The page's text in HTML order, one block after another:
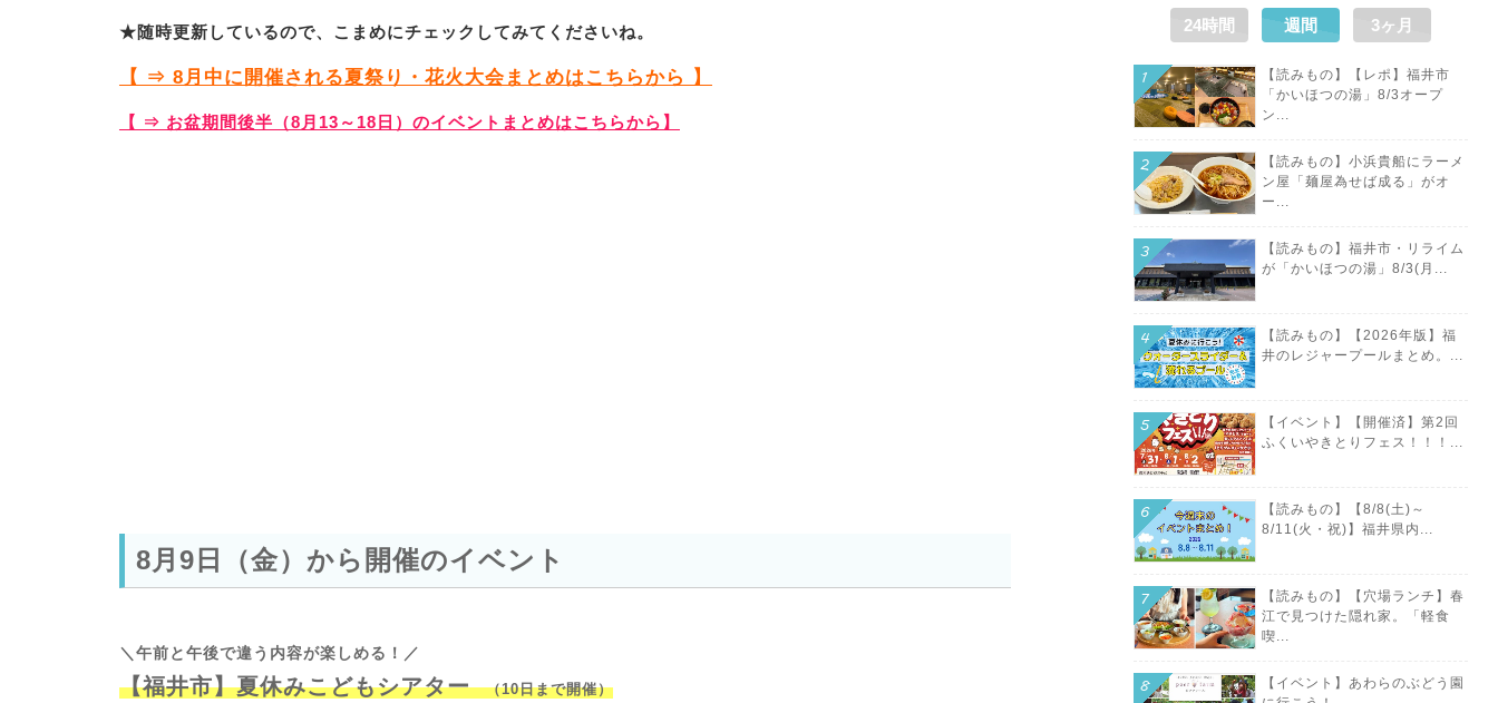
★随時更新しているので、こまめにチェックしてみてくださいね。
【 ⇒ 8月中に開催される夏祭り・花火大会まとめはこちらから 】
【 ⇒ お盆期間後半（8月13～18日）のイベントまとめはこちらから】
8月9日（金）から開催のイベント
＼午前と午後で違う内容が楽しめる！ ／
【福井市】夏休みこどもシアター（10日まで開催）
24時間 週間 3ヶ月
【読みもの】【レポ】福井市
「かいほつの湯」8/3オープ
ン...
【読みもの】小浜貴船にラーメ
ン屋「麺屋為せば成る」がオ
ー...
【読みもの】福井市・リライム
が「かいほつの湯」8/3(月...
【読みもの】【2026年版】福
井のレジャープールまとめ。...
【イベント】【開催済】第2回
ふくいやきとりフェス！！！...
【読みもの】【8/8(土)～
8/11(火・祝)】福井県内...
【読みもの】【穴場ランチ】春
江で見つけた隠れ家。「軽食
喫...
【イベント】あわらのぶどう園